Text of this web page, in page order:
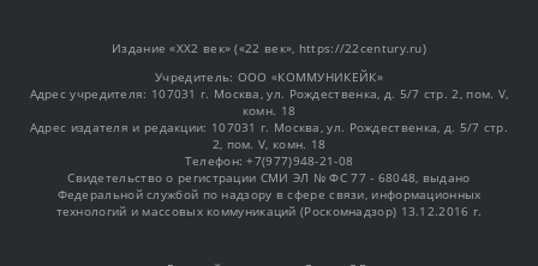
Издание «XX2 век» («22 век», https://22century.ru)
Учредитель: OOO «КОММУНИКЕЙК»
Адрес учредителя: 107031 г. Москва, ул. Рождественка, д. 5/7 стр. 2, пом. V,
комн. 18
Адрес издателя и редакции: 107031 г. Москва, ул. Рождественка, д. 5/7 стр.
2, пом. V, комн. 18
Телефон: +7(977)948-21-08
Свидетельство о регистрации СМИ ЭЛ № ФС 77 - 68048, выдано
Федеральной службой по надзору в сфере связи, информационных
технологий и массовых коммуникаций (Роскомнадзор) 13.12.2016 г.